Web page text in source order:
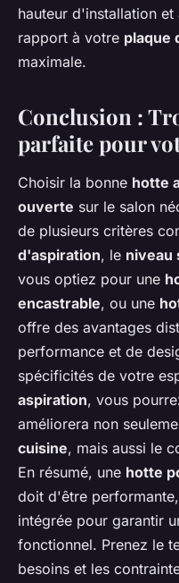
hauteur d'installation
rapport à votre plaque
maximale.
Conclusion :
parfaite pour
Choisir la bonne hotte
ouverte sur le salon
de plusieurs critères
d'aspiration, le niveau
vous optiez pour une
encastrable, ou une
offre des avantages
performance et de
spécificités de votre
aspiration, vous
améliorera non
cuisine, mais aussi le
En résumé, une hotte
doit d'être
intégrée pour garantir
fonctionnel. Prenez le
besoins et les